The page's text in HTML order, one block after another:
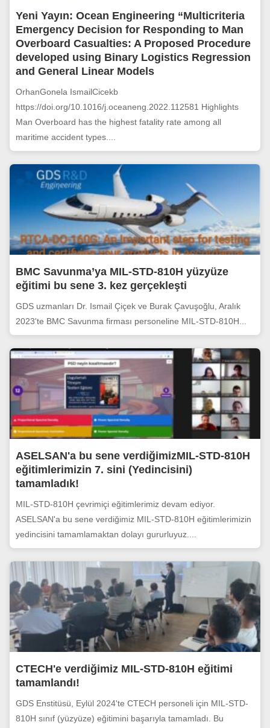
Yeni Yayın: Ocean Engineering “Multicriteria
Emergency Decision for Responding to Man
Overboard Casualties: A Proposed Procedure
developed using Binary Logistics Regression
and General Linear Models
OrhanGonela IsmailCicekb
https://doi.org/10.1016/j.oceaneng.2022.112581 Highlights
Man Overboard has the highest fatality rate among all
maritime accident types....
BMC Savunma’ya MIL-STD-810H yüzyüze
eğitimi bu sene 3. kez gerçekleşti
GDS uzmanları Dr. Ismail Çiçek ve Burak Çavuşoğlu, Aralık
2023'te BMC Savunma firması personeline MIL-STD-810H...
ASELSAN'a bu sene verdiğimizMIL-STD-810H
eğitimlerimizin 7. sini (Yedincisini)
tamamladık!
MIL-STD-810H çevrimiçi eğitimlerimiz devam ediyor.
ASELSAN'a bu sene verdiğimiz MIL-STD-810H eğitimlerimizin
yedincisini tamamlamaktan dolayı gururluyuz....
CTECH'e verdiğimiz MIL-STD-810H eğitimi
tamamlandı!
GDS Enstitüsü, Eylül 2024'te CTECH personeli için MIL-STD-
810H sınıf (yüzyüze) eğitimini başarıyla tamamladı. Bu